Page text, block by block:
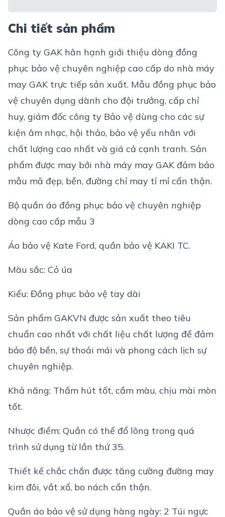
Chi tiết sản phẩm
Công ty GAK hân hạnh giới thiệu dòng đồng
phục bảo vệ chuyên nghiệp cao cấp do nhà máy
may GAK trực tiếp sản xuất. Mẫu đồng phục bảo
vệ chuyên dụng dành cho đội trưởng, cấp chỉ
huy, giám đốc công ty Bảo vệ dùng cho các sự
kiện âm nhạc, hội thảo, bảo vệ yếu nhân với
chất lượng cao nhất và giá cả cạnh tranh. Sản
phẩm được may bởi nhà máy may GAK đảm bảo
mẫu mã đẹp, bền, đường chỉ may tỉ mỉ cẩn thận.
Bộ quần áo đồng phục bảo vệ chuyên nghiệp
dòng cao cấp mẫu 3
Áo bảo vệ Kate Ford, quần bảo vệ KAKI TC.
Màu sắc: Cỏ úa
Kiểu: Đồng phục bảo vệ tay dài
Sản phẩm GAKVN được sản xuất theo tiêu
chuẩn cao nhất với chất liệu chất lượng để đảm
bảo độ bền, sự thoải mái và phong cách lịch sự
chuyên nghiệp.
Khả năng: Thấm hút tốt, cầm màu, chịu mài mòn
tốt.
Nhược điểm: Quần có thể đổ lông trong quá
trình sử dụng từ lần thứ 35.
Thiết kế chắc chắn được tăng cường đường may
kim đôi, vắt xổ, bo nách cẩn thận.
Quần áo bảo vệ sử dụng hàng ngày: 2 Túi ngực